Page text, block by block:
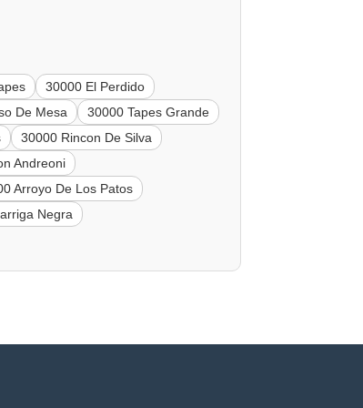
30000 El Perdido
De Mesa
30000 Tapes Grande
30000 Rincon De Silva
Andreoni
Arroyo De Los Patos
Negra